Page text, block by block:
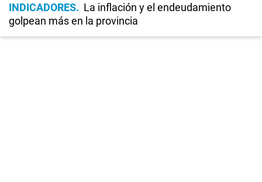
INDICADORES
La inflación y el endeudamiento
golpean más en la provincia